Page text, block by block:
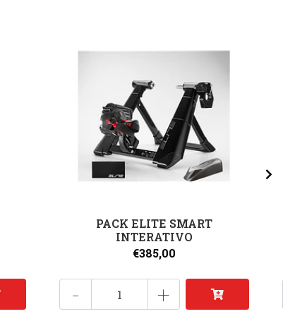
PACK ELITE SMART
INTERATIVO
€385,00
- +